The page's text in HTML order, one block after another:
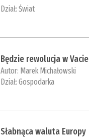
Dział:Świat
Będzie rewolucja w Vacie
Autor: Marek Michałowski
Dział:Gospodarka
Słabnąca waluta Europy